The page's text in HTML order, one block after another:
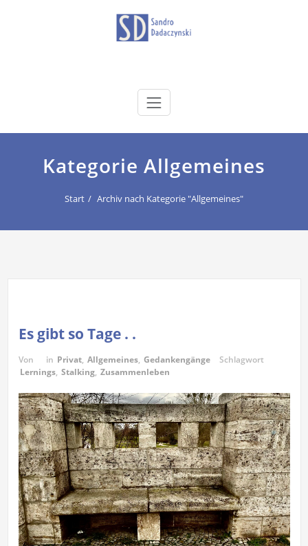
dadaczynski.de
Kategorie Allgemeines
Start Archiv nach Kategorie "Allgemeines"
Es gibt so Tage . .
Von in Privat, Allgemeines, Gedankengänge
Schlagwort
Lernings, Stalking, Zusammenleben